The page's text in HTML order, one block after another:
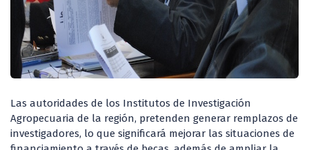
Las autoridades de los Institutos de Investigación
Agropecuaria de la región, pretenden generar remplazos de
investigadores, lo que significará mejorar las situaciones de